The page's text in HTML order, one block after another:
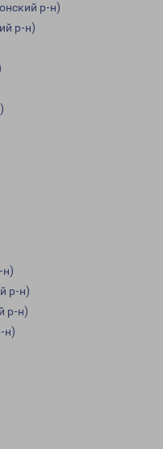
р-н)
р-н)
н)
р-н)
р-н)
н)